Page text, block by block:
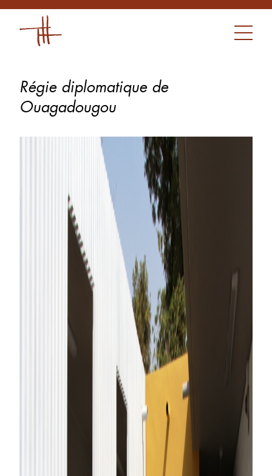
Régie diplomatique de
Ouagadougou